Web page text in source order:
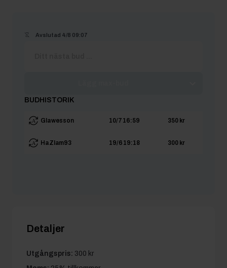
Avslutad 4/8 09:07
BUDHISTORIK
Glawesson 10/7 16:59 350 kr
HaZlam93 19/6 19:18 300 kr
Detaljer
Utgångspris: 300 kr